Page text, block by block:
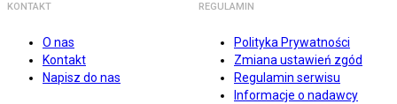
KONTAKT
O nas
Kontakt
Napisz do nas
REGULAMIN
Polityka Prywatności
Zmiana ustawień zgód
Regulamin serwisu
Informacje o nadawcy